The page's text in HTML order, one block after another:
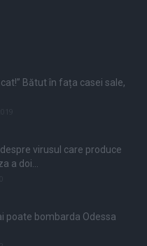
Bătut în fața casei sale,
virusul care produce
a doi...
poate bombarda Odessa